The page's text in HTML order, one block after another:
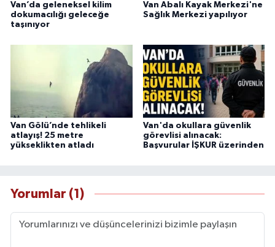
Van’da geleneksel kilim
dokumacılığı geleceğe
taşınıyor
Van Abalı Kayak Merkezi'ne
Sağlık Merkezi yapılıyor
Van Gölü’nde tehlikeli
atlayış! 25 metre
yükseklikten atladı
Van'da okullara güvenlik
görevlisi alınacak:
Başvurular İŞKUR üzerinden
Yorumlar (1)